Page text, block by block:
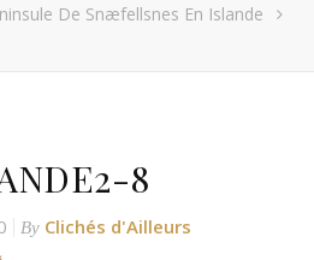
De Snæfellsnes En Islande
8
By Clichés d'Ailleurs